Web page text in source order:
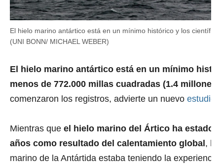
El hielo marino antártico está en un mínimo histórico y los
(UNI BONN/ MICHAEL WEBER)
El hielo marino antártico está en un mínimo
menos de 772.000 millas cuadradas (1.4 millones
comenzaron los registros, advierte un nuevo estudio
Mientras que el hielo marino del Ártico ha estado
años como resultado del calentamiento global ,
marino de la Antártida estaba teniendo la